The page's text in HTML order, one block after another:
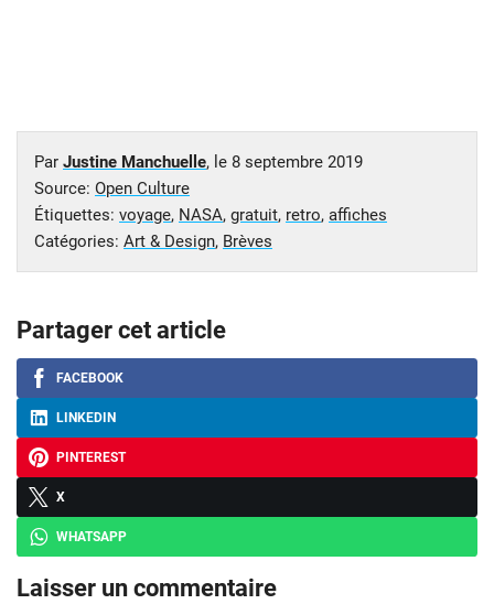
Par Justine Manchuelle, le 8 septembre 2019
Source: Open Culture
Étiquettes: voyage, NASA, gratuit, retro, affiches
Catégories: Art & Design, Brèves
Partager cet article
FACEBOOK
LINKEDIN
PINTEREST
X
WHATSAPP
Laisser un commentaire